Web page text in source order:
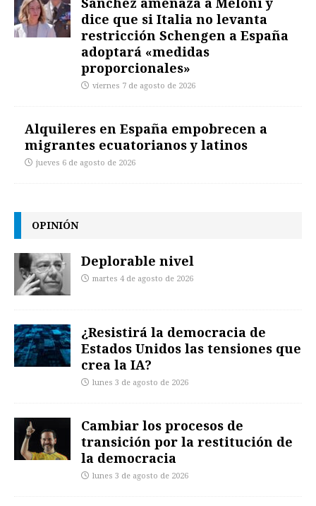
dice que si Italia no levanta
restricción Schengen a España
adoptará «medidas
proporcionales»
viernes 7 de agosto de 2026
Alquileres en España empobrecen a
migrantes ecuatorianos y latinos
jueves 6 de agosto de 2026
OPINIÓN
Deplorable nivel
martes 4 de agosto de 2026
¿Resistirá la democracia de
Estados Unidos las tensiones que
crea la IA?
lunes 3 de agosto de 2026
Cambiar los procesos de
transición por la restitución de
la democracia
lunes 3 de agosto de 2026